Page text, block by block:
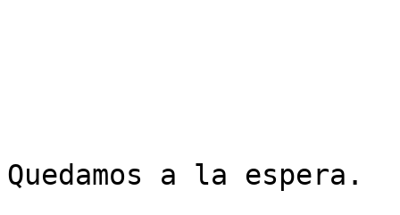
Quedamos a la espera.